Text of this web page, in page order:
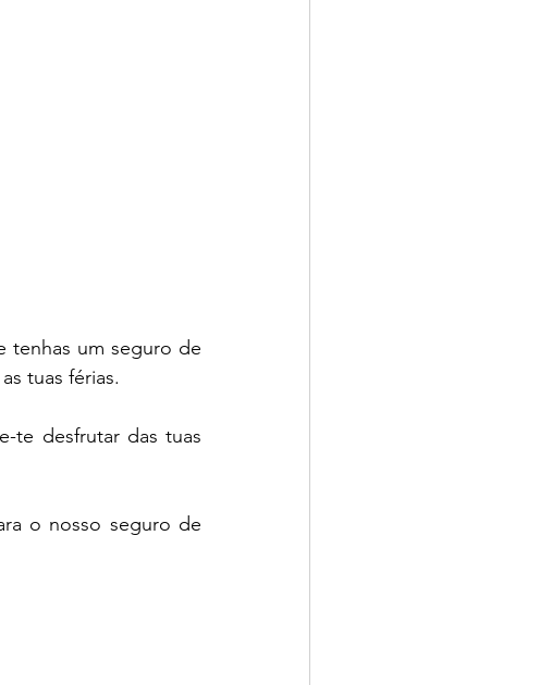
tenhas um seguro de
tuas férias.
te desfrutar das tuas
o nosso seguro de